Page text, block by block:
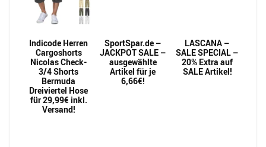
Indicode Herren
Cargoshorts
Nicolas Check-
3/4 Shorts
Bermuda
Dreiviertel Hose
für 29,99€ inkl.
Versand!
SportSpar.de –
JACKPOT SALE –
ausgewählte
Artikel für je
6,66€!
LASCANA –
SALE SPECIAL –
20% Extra auf
SALE Artikel!